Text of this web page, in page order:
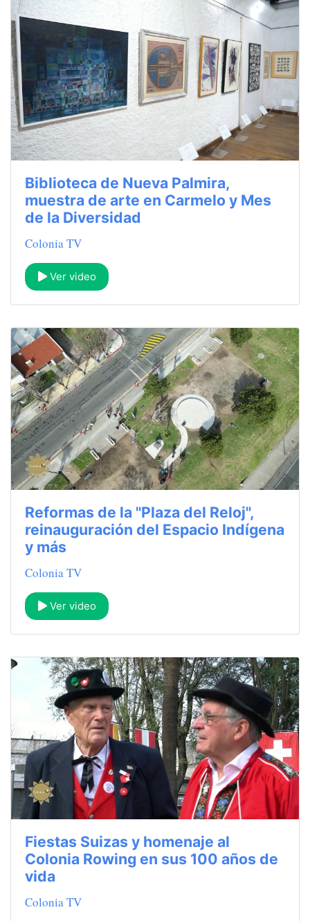
Biblioteca de Nueva Palmira,
muestra de arte en Carmelo y Mes
de la Diversidad
Colonia TV
Ver video
Reformas de la "Plaza del Reloj",
reinauguración del Espacio Indígena
y más
Colonia TV
Ver video
Fiestas Suizas y homenaje al
Colonia Rowing en sus 100 años de
vida
Colonia TV